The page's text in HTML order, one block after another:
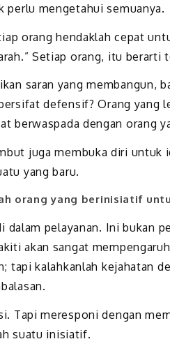
perlu mengetahui semuanya.
orang hendaklah cepat
Setiap orang, itu berarti
saran yang membangun,
defensif? Orang yang
berwaspada dengan orang
juga membuka diri untuk
yang baru.
orang yang berinisiatif
dalam pelayanan. Ini bukan
akan sangat
tapi kalahkanlah kejahatan
Tapi meresponi dengan
suatu inisiatif.